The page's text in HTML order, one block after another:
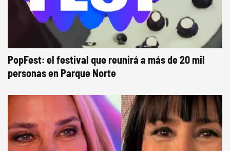
PopFest: el festival que reunirá a más de 20 mil
personas en Parque Norte